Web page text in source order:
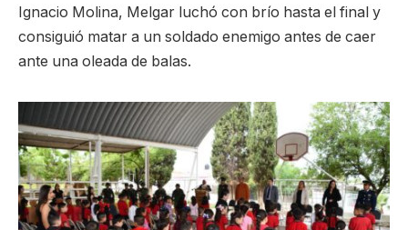
Ignacio Molina, Melgar luchó con brío hasta el final y
consiguió matar a un soldado enemigo antes de caer
ante una oleada de balas.